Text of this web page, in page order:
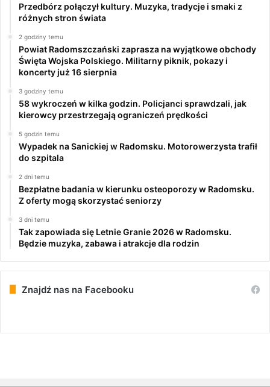
Przedbórz połączył kultury. Muzyka, tradycje i smaki z
różnych stron świata
2 godziny temu
Powiat Radomszczański zaprasza na wyjątkowe obchody
Święta Wojska Polskiego. Militarny piknik, pokazy i
koncerty już 16 sierpnia
3 godziny temu
58 wykroczeń w kilka godzin. Policjanci sprawdzali, jak
kierowcy przestrzegają ograniczeń prędkości
5 godzin temu
Wypadek na Sanickiej w Radomsku. Motorowerzysta trafił
do szpitala
2 dni temu
Bezpłatne badania w kierunku osteoporozy w Radomsku.
Z oferty mogą skorzystać seniorzy
3 dni temu
Tak zapowiada się Letnie Granie 2026 w Radomsku.
Będzie muzyka, zabawa i atrakcje dla rodzin
Znajdź nas na Facebooku